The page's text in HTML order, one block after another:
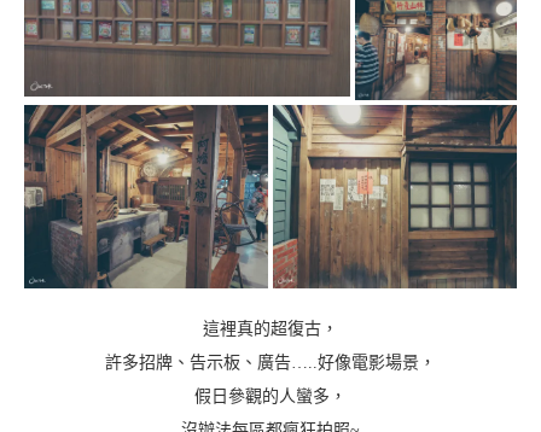
這裡真的超復古，
許多招牌、告示板、廣告…..好像電影場景，
假日參觀的人蠻多，